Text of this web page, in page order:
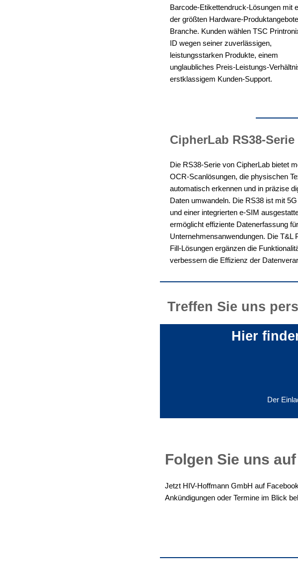
Barcode-Etikettendruck-Lösungen mit
der größten Hardware-
Branche. Kunden wählen TSC
ID wegen seiner zuverlässigen,
leistungsstarken Produkte, einem
unglaubliches Preis-Leistungs-
erstklassigem Kunden-Support.
CipherLab RS38-Serie
Die RS38-Serie von CipherLab bietet
OCR-Scanlösungen, die physischen
automatisch erkennen und in präzise
Daten umwandeln. Die RS38 ist mit
und einer integrierten e-SIM
ermöglicht effiziente Datenerfassung für
Unternehmensanwendungen. Die T&L
Fill-Lösungen ergänzen die
verbessern die Effizienz der
Treffen Sie uns
Hier
Der
Folgen Sie uns
Jetzt HIV-Hoffmann GmbH auf
Ankündigungen oder Termine im Blick